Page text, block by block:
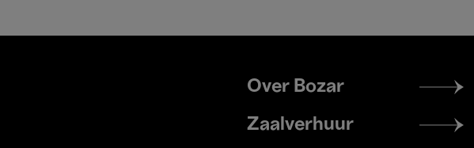
Footer
menu
Over Bozar
Zaalverhuur